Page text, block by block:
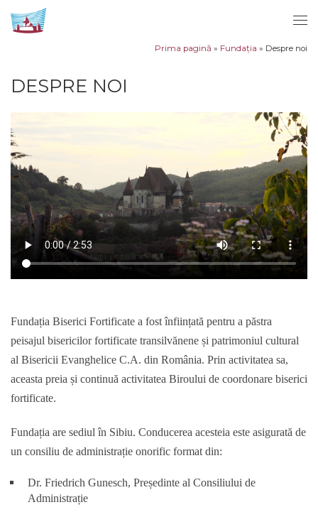
Sari la conținut
Prima pagină » Fundaţia » Despre noi
DESPRE NOI
Fundația Biserici Fortificate a fost înființată pentru a păstra
peisajul bisericilor fortificate transilvănene și patrimoniul cultural
al Bisericii Evanghelice C.A. din România. Prin activitatea sa,
aceasta preia și continuă activitatea Biroului de coordonare biserici
fortificate.
Fundația are sediul în Sibiu. Conducerea acesteia este asigurată de
un consiliu de administrație onorific format din:
Dr. Friedrich Gunesch, Președinte al Consiliului de
Administrație